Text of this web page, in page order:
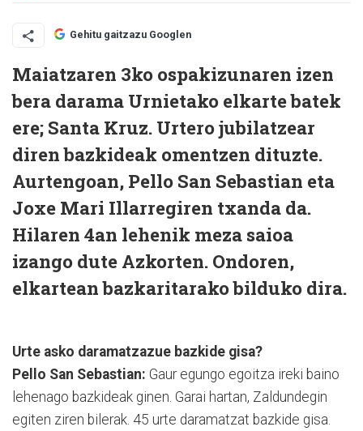
Gehitu gaitzazu Googlen
Maiatzaren 3ko ospakizunaren izen
bera darama Urnietako elkarte batek
ere; Santa Kruz. Urtero jubilatzear
diren bazkideak omentzen dituzte.
Aurtengoan, Pello San Sebastian eta
Joxe Mari Illarregiren txanda da.
Hilaren 4an lehenik meza saioa
izango dute Azkorten. Ondoren,
elkartean bazkaritarako bilduko dira.
Urte asko daramatzazue bazkide gisa?
Pello San Sebastian: Gaur egungo egoitza ireki baino
lehenago bazkideak ginen. Garai hartan, Zaldundegin
egiten ziren bilerak. 45 urte daramatzat bazkide gisa.